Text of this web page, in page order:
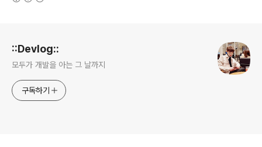
::Devlog::
모두가 개발을 아는 그 날까지
구독하기